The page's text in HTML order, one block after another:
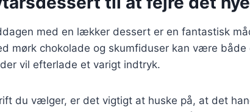
med en lækker dessert er en fantastisk
mørk chokolade og skumfiduser kan være
vil efterlade et varigt indtryk.
du vælger, er det vigtigt at huske på, at det